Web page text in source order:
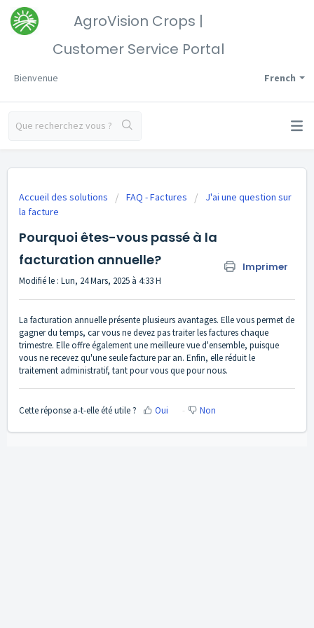
AgroVision Crops |
Customer Service Portal
French
Bienvenue
Accueil des solutions FAQ - Factures
J'ai une question sur
la facture
Pourquoi êtes-vous passé à la
facturation annuelle?
Imprimer
Modifié le : Lun, 24 Mars, 2025 à 4:33 H
La facturation annuelle présente plusieurs avantages. Elle vous permet de
gagner du temps, car vous ne devez pas traiter les factures chaque
trimestre. Elle offre également une meilleure vue d'ensemble, puisque
vous ne recevez qu'une seule facture par an. Enfin, elle réduit le
traitement administratif, tant pour vous que pour nous.
Cette réponse a-t-elle été utile ? Oui Non